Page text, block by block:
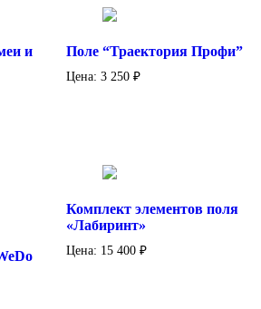
и
Поле “Траектория Профи”
Цена: 3 250 ₽
Комплект элементов поля
«Лабиринт»
Цена: 15 400 ₽